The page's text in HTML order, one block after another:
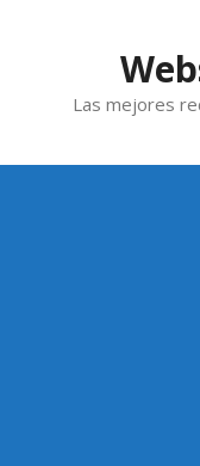
Las mejores